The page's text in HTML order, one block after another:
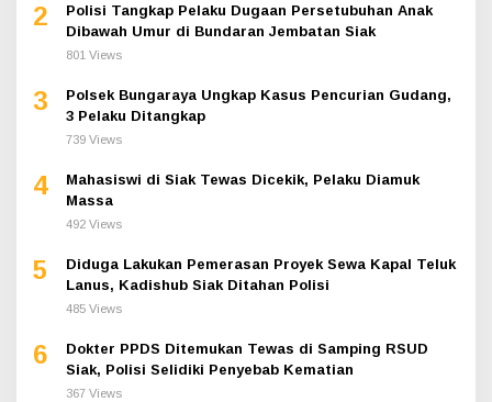
2
Polisi Tangkap Pelaku Dugaan Persetubuhan Anak
Dibawah Umur di Bundaran Jembatan Siak
801 Views
3
Polsek Bungaraya Ungkap Kasus Pencurian Gudang,
3 Pelaku Ditangkap
739 Views
4
Mahasiswi di Siak Tewas Dicekik, Pelaku Diamuk
Massa
492 Views
5
Diduga Lakukan Pemerasan Proyek Sewa Kapal Teluk
Lanus, Kadishub Siak Ditahan Polisi
485 Views
6
Dokter PPDS Ditemukan Tewas di Samping RSUD
Siak, Polisi Selidiki Penyebab Kematian
367 Views